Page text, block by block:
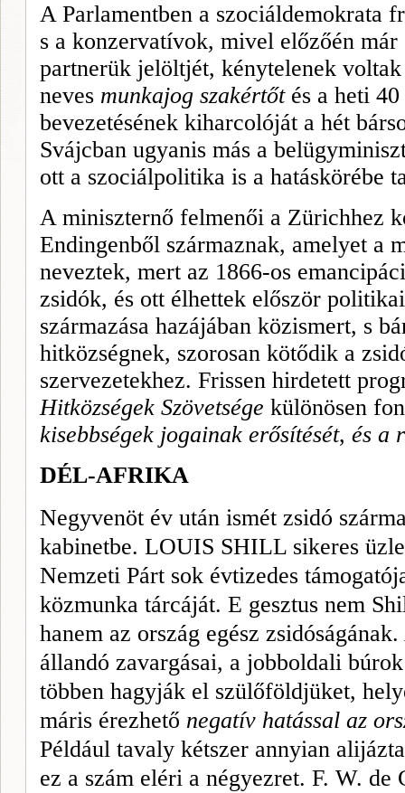
A Parlamentben a szociáldemokrata
s a konzervatívok, mivel előzőén
partnerük jelöltjét, kénytelenek
neves munkajog szakértőtés a heti 40
bevezetésének kiharcolóját a hét
Svájcban ugyanis más a
ott a szociálpolitika is a hatáskörébe
A miniszternő felmenői a Zürichhez
Endingenből származnak, amelyet a
neveztek, mert az 1866-os
zsidók, és ott élhettek először
származása hazájában közismert, s
hitközségnek, szorosan kötődik a
szervezetekhez. Frissen hirdetett
Hitközségek Szövetsége különösen
kisebbségek jogainak erősítését, és a
DÉL-AFRIKA
Negyvenöt év után ismét zsidó
kabinetbe. LOUIS SHILL sikeres
Nemzeti Párt sok évtizedes
közmunka tárcáját. E gesztus nem
hanem az ország egész
állandó zavargásai, a jobboldali
többen hagyják el szülőföldjüket,
máris érezhető negatív hatással az
Például tavaly kétszer annyian
ez a szám eléri a négyezret. F. W. de